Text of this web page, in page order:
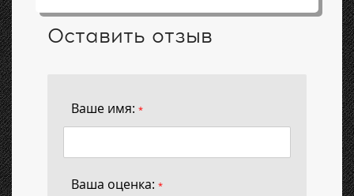
Оставить отзыв
Ваше имя: *
Ваша оценка: *